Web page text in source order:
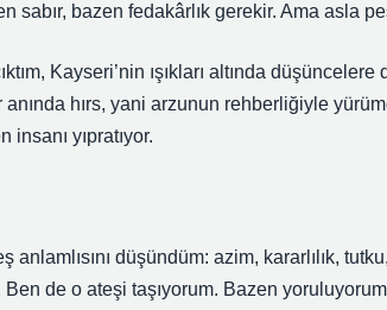
sabır, bazen fedakârlık gerekir. Ama asla
Kayseri’nin ışıkları altında
anında hırs, yani arzunun rehberliğiyle
yıpratıyor.
anlamlısını düşündüm: azim, kararlılık,
de o ateşi taşıyorum. Bazen